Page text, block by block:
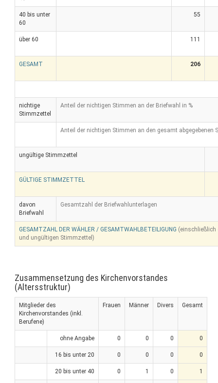
40 bis unter
60
55
über 60 111
GESAMT 206
nichtige
Stimmzettel
Anteil der nichtigen Stimmen an der Briefwahl in %
Anteil der nichtigen Stimmen an den gesamt abgegebenen
ungültige Stimmzettel
GÜLTIGE STIMMZETTEL
davon
Briefwahl
Gesamtzahl der Briefwahlunterlagen
GESAMTZAHL DER WÄHLER / GESAMTWAHLBETEILIGUNG (einschließlich
und ungültigen Stimmzettel)
Zusammensetzung des Kirchenvorstandes
(Altersstruktur)
Mitglieder des
Kirchenvorstandes (inkl.
Berufene)
Frauen Männer Divers Gesamt
ohne Angabe 0 0 0 0
16 bis unter 20 0 0 0 0
20 bis unter 40 0 1 0 1